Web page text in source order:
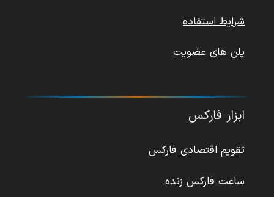
شرایط استفاده
پلن های عضویت
ابزار فارکس
تقویم اقتصادی فارکس
ساعت فارکس زنده